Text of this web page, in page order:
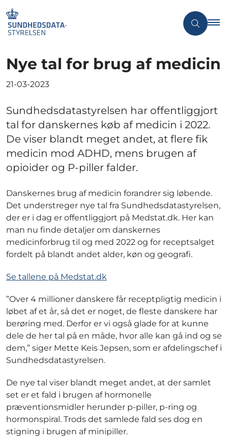
Nye tal for brug af medicin
21-03-2023
Sundhedsdatastyrelsen har offentliggjort
tal for danskernes køb af medicin i 2022.
De viser blandt meget andet, at flere fik
medicin mod ADHD, mens brugen af
opioider og P-piller falder.
Danskernes brug af medicin forandrer sig løbende.
Det understreger nye tal fra Sundhedsdatastyrelsen,
der er i dag er offentliggjort på Medstat.dk. Her kan
man nu finde detaljer om danskernes
medicinforbrug til og med 2022 og for receptsalget
fordelt på blandt andet alder, køn og geografi.
Se tallene på Medstat.dk
”Over 4 millioner danskere får receptpligtig medicin i
løbet af et år, så det er noget, de fleste danskere har
berøring med. Derfor er vi også glade for at kunne
dele de her tal på en måde, hvor alle kan gå ind og se
dem,” siger Mette Keis Jepsen, som er afdelingschef i
Sundhedsdatastyrelsen.
De nye tal viser blandt meget andet, at der samlet
set er et fald i brugen af hormonelle
præventionsmidler herunder p-piller, p-ring og
hormonspiral. Trods det samlede fald ses dog en
stigning i brugen af minipiller.